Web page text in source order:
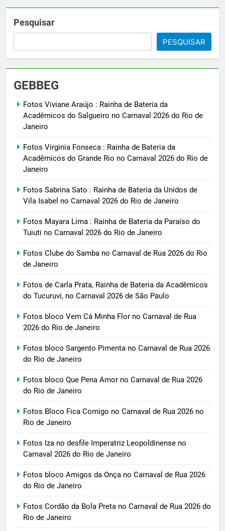
Pesquisar
PESQUISAR
GEBBEG
Fotos Viviane Araújo : Rainha de Bateria da
Acadêmicos do Salgueiro no Carnaval 2026 do Rio de
Janeiro
Fotos Virginia Fonseca : Rainha de Bateria da
Acadêmicos do Grande Rio no Carnaval 2026 do Rio de
Janeiro
Fotos Sabrina Sato : Rainha de Bateria da Unidos de
Vila Isabel no Carnaval 2026 do Rio de Janeiro
Fotos Mayara Lima : Rainha de Bateria da Paraíso do
Tuiuti no Carnaval 2026 do Rio de Janeiro
Fotos Clube do Samba no Carnaval de Rua 2026 do Rio
de Janeiro
Fotos de Carla Prata, Rainha de Bateria da Acadêmicos
do Tucuruvi, no Carnaval 2026 de São Paulo
Fotos bloco Vem Cá Minha Flor no Carnaval de Rua
2026 do Rio de Janeiro
Fotos bloco Sargento Pimenta no Carnaval de Rua 2026
do Rio de Janeiro
Fotos bloco Que Pena Amor no Carnaval de Rua 2026
do Rio de Janeiro
Fotos Bloco Fica Comigo no Carnaval de Rua 2026 no
Rio de Janeiro
Fotos Iza no desfile Imperatriz Leopoldinense no
Carnaval 2026 do Rio de Janeiro
Fotos bloco Amigos da Onça no Carnaval de Rua 2026
do Rio de Janeiro
Fotos Cordão da Bola Preta no Carnaval de Rua 2026 do
Rio de Janeiro